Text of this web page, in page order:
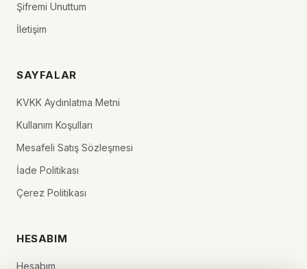
Şifremi Unuttum
İletişim
SAYFALAR
KVKK Aydınlatma Metni
Kullanım Koşulları
Mesafeli Satış Sözleşmesi
İade Politikası
Çerez Politikası
HESABIM
Hesabım